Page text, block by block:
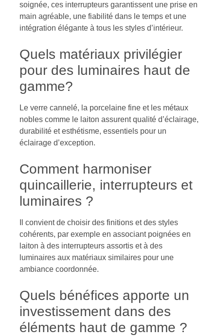
soignée, ces interrupteurs garantissent une prise en
main agréable, une fiabilité dans le temps et une
intégration élégante à tous les styles d’intérieur.
Quels matériaux privilégier
pour des luminaires haut de
gamme?
Le verre cannelé, la porcelaine fine et les métaux
nobles comme le laiton assurent qualité d’éclairage,
durabilité et esthétisme, essentiels pour un
éclairage d’exception.
Comment harmoniser
quincaillerie, interrupteurs et
luminaires ?
Il convient de choisir des finitions et des styles
cohérents, par exemple en associant poignées en
laiton à des interrupteurs assortis et à des
luminaires aux matériaux similaires pour une
ambiance coordonnée.
Quels bénéfices apporte un
investissement dans des
éléments haut de gamme ?